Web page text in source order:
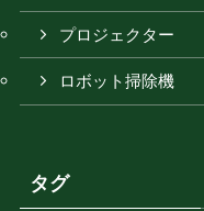
プロジェクター
ロボット掃除機
タグ